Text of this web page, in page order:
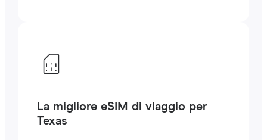
La migliore eSIM di viaggio per
Texas